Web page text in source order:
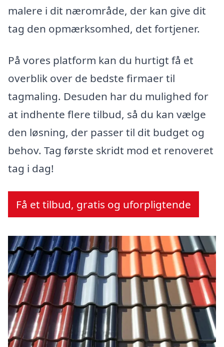
malere i dit nærområde, der kan give dit
tag den opmærksomhed, det fortjener.
På vores platform kan du hurtigt få et
overblik over de bedste firmaer til
tagmaling. Desuden har du mulighed for
at indhente flere tilbud, så du kan vælge
den løsning, der passer til dit budget og
behov. Tag første skridt mod et renoveret
tag i dag!
Få et tilbud, gratis og uforpligtende